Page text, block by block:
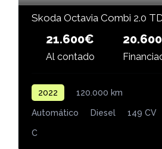
21.600€
Al contado
2022 120.000 km
Automático Diesel 149 CV
C